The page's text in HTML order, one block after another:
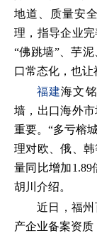
地道、质量安
理，指导企业
“佛跳墙”、芋
口常态化，也让
福建海文
墙，出口海外
重要。“多亏榕
理对欧、俄、
量同比增加1.89
胡川介绍。
近日，福
产企业备案资